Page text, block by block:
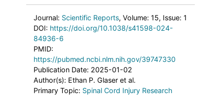
Journal: Scientific Reports, Volume: 15, Issue: 1
DOI: https://doi.org/10.1038/s41598-024-
84936-6
PMID:
https://pubmed.ncbi.nlm.nih.gov/39747330
Publication Date: 2025-01-02
Author(s): Ethan P. Glaser et al.
Primary Topic: Spinal Cord Injury Research